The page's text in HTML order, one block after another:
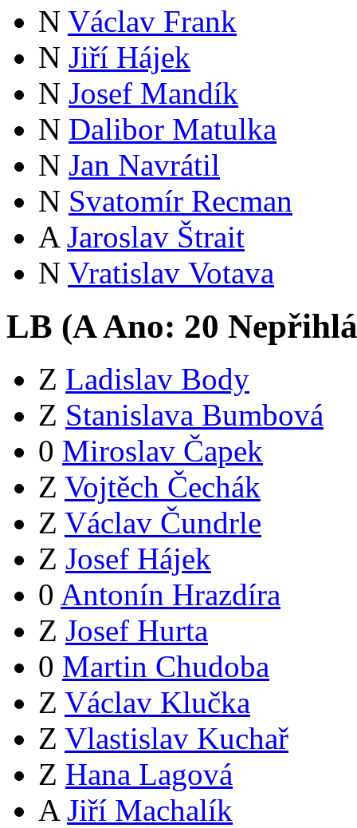
N Václav Frank
N Jiří Hájek
N Josef Mandík
N Dalibor Matulka
N Jan Navrátil
N Svatomír Recman
A Jaroslav Štrait
N Vratislav Votava
LB (AAno: 20
Z Ladislav Body
Z Stanislava Bumbová
0 Miroslav Čapek
Z Vojtěch Čechák
Z Václav Čundrle
Z Josef Hájek
0 Antonín Hrazdíra
Z Josef Hurta
0 Martin Chudoba
Z Václav Klučka
Z Vlastislav Kuchař
Z Hana Lagová
A Jiří Machalík